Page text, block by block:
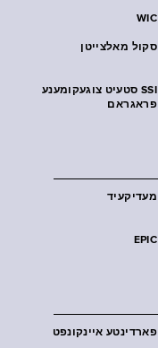
WIC
סקול מאלצייטן
SSI סטעיט צוגעקומענע
פראגראם
מעדיקעיד
EPIC
פארדינטע איינקונפט